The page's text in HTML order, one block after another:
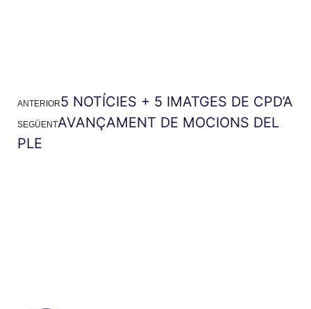
ANTERIOR5 NOTÍCIES + 5 IMATGES DE CPD’A
SEGÜENTAVANÇAMENT DE MOCIONS DEL
PLE